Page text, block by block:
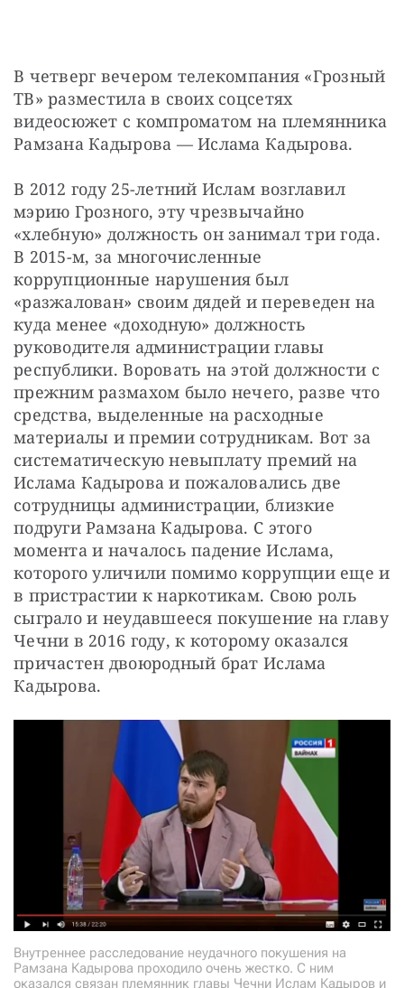
В четверг вечером телекомпания «Грозный
ТВ» разместила в своих соцсетях
видеосюжет с компроматом на племянника
Рамзана Кадырова — Ислама Кадырова.
В 2012 году 25-летний Ислам возглавил
мэрию Грозного, эту чрезвычайно
«хлебную» должность он занимал три года.
В 2015-м, за многочисленные
коррупционные нарушения был
«разжалован» своим дядей и переведен на
куда менее «доходную» должность
руководителя администрации главы
республики. Воровать на этой должности с
прежним размахом было нечего, разве что
средства, выделенные на расходные
материалы и премии сотрудникам. Вот за
систематическую невыплату премий на
Ислама Кадырова и пожаловались две
сотрудницы администрации, близкие
подруги Рамзана Кадырова. С этого
момента и началось падение Ислама,
которого уличили помимо коррупции еще и
в пристрастии к наркотикам. Свою роль
сыграло и неудавшееся покушение на главу
Чечни в 2016 году, к которому оказался
причастен двоюродный брат Ислама
Кадырова.
Внутреннее расследование неудачного покушения на
Рамзана Кадырова проходило очень жестко. С ним
оказался связан племянник главы Чечни Ислам Кадыров и